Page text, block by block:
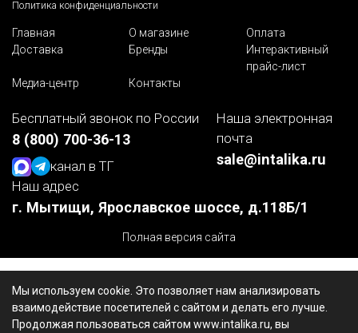
Мы используем cookie. Это позволяет нам анализировать
взаимодействие посетителей с сайтом и делать его лучше.
Продолжая пользоваться сайтом www.intalika.ru, вы
Политика конфиденциальности
Главная О магазине
Оплата
Доставка
Бренды
Интерактивный
прайс-лист
Медиа-центр
Контакты
Бесплатный звонок по России
8 (800) 700-36-13
канал в ТГ
Наша электронная
почта
sale@intalika.ru
Наш адрес
г. Мытищи, Ярославское шоссе, д.118Б/1
Полная версия сайта